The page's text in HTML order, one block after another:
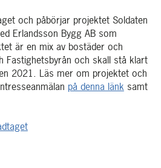
och påbörjar projektet Soldaten
Erlandsson Bygg AB som
är en mix av bostäder och
Fastighetsbyrån och skall stå klart
2021. Läs mer om projektet och
på denna länk samt